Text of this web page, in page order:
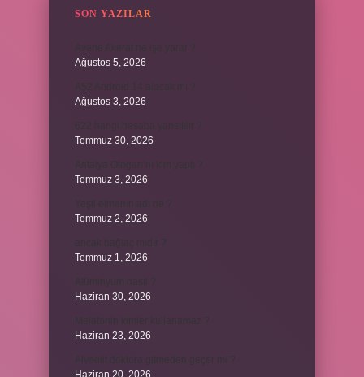
SON YAZILAR
Ağustos 5, 2026
Ağustos 3, 2026
Temmuz 30, 2026
Temmuz 3, 2026
Temmuz 2, 2026
Temmuz 1, 2026
Haziran 30, 2026
Haziran 23, 2026
Haziran 20, 2026